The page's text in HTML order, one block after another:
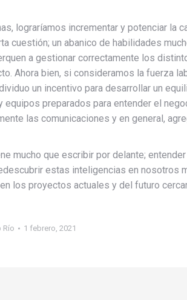
lograríamos incrementar y potenciar la
cuestión; un abanico de habilidades
a gestionar correctamente los
Ahora bien, si consideramos la fuerza
un incentivo para desarrollar un
preparados para entender el
las comunicaciones y en general,
mucho que escribir por delante; entender
estas inteligencias en nosotros
los proyectos actuales y del futuro
Río 1 febrero, 2021